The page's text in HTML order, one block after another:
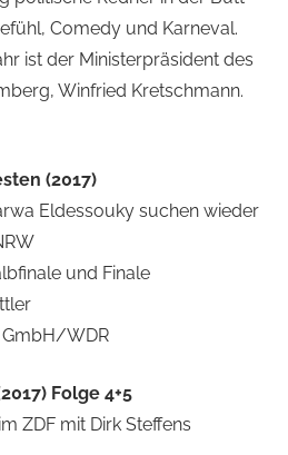
Comedy und Karneval.
ist der Ministerpräsident des
Winfried Kretschmann.
(2017)
Eldessouky suchen wieder
und Finale
GmbH/WDR
Folge 4+5
ZDF mit Dirk Steffens